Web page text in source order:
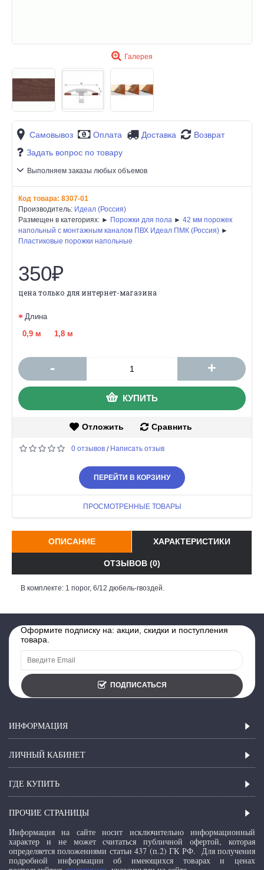
Галерея
Самовывоз Оплата Доставка
Возврат
Задать вопрос по товару
Выполняем заказы любых объемов
Код товара: 8307-01
Производитель: Идеал (Россия)
Размещен в категориях: ► Порожки для пола ► 42 мм порожек
напольный с монтажным каналом ПВХ Идеал ПМК (Россия) ►
Пластиковые порожки напольные
350₽
цена только для интернет-магазина
Длина
0,9 м
1,8 м
- +
КУПИТЬ
Отложить Сравнить
0 отзывов / Написать отзыв
ПЕРЕЙТИ В КОРЗИНУ
ПРОСМОТРЕННЫЕ ТОВАРЫ
ОПИСАНИЕ ХАРАКТЕРИСТИКИ
ОТЗЫВОВ (0)
В комплекте: 1 порог, 6/12 дюбель-гвоздей.
Оформите подписку на: акции, скидки и поступления
товара.
ПОДПИСАТЬСЯ
ИНФОРМАЦИЯ
ЛИЧНЫЙ КАБИНЕТ
ГДЕ КУПИТЬ
ПРОЧИЕ СТРАНИЦЫ
Информация на сайте носит исключительно информационный
характер и не может считаться публичной офертой, которая
определяется положениями статьи 437 (п.2) ГК РФ. Для получения
подробной информации об имеющихся товарах и ценах